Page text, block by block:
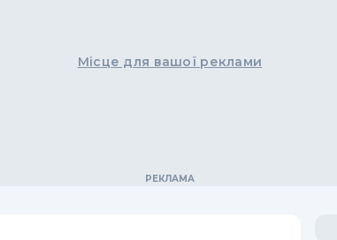
Місце для вашої реклами